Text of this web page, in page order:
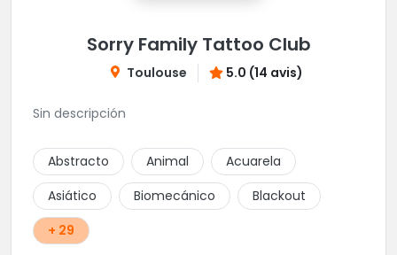
Sorry Family Tattoo Club
Toulouse 5.0 (14 avis)
Sin descripción
Abstracto Animal
Acuarela
Asiático
Biomecánico
Blackout
+ 29